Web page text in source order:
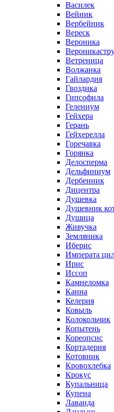
Василек
Вейник
Вербейник
Вереск
Вероника
Ветреница
Волжанка
Гайлардия
Гвоздика
Гипсофила
Гелениум
Гейхера
Герань
Гейхерелла
Горечавка
Горянка
Делосперма
Дельфиниум
Дербенник
Дицентра
Душевка
Душевник
Душица
Живучка
Земляника
Иберис
Императа
Ирис
Иссоп
Камнеломка
Канна
Келерия
Ковыль
Колокольчик
Копытень
Кореопсис
Кортадерия
Котовник
Кровохлебка
Крокус
Купальница
Купена
Лаванда